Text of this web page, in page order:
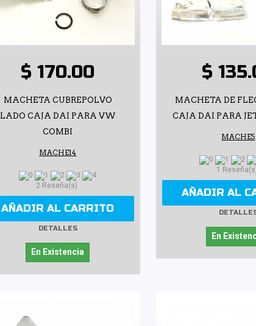
$ 170.00
MACHETA CUBREPOLVO
LADO CAJA DAI PARA VW
COMBI
MACHE14
2 Reseña(s)
AÑADIR AL CARRITO
DETALLES
En Existencia
$
MACHETA DE
CAJA DAI PARA
MACHE5
1
AÑADIR AL
En